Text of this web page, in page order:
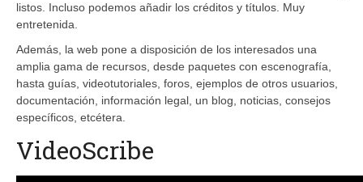
listos. Incluso podemos añadir los créditos y títulos. Muy
entretenida.
Además, la web pone a disposición de los interesados una
amplia gama de recursos, desde paquetes con escenografía,
hasta guías, videotutoriales, foros, ejemplos de otros usuarios,
documentación, información legal, un blog, noticias, consejos
específicos, etcétera.
VideoScribe